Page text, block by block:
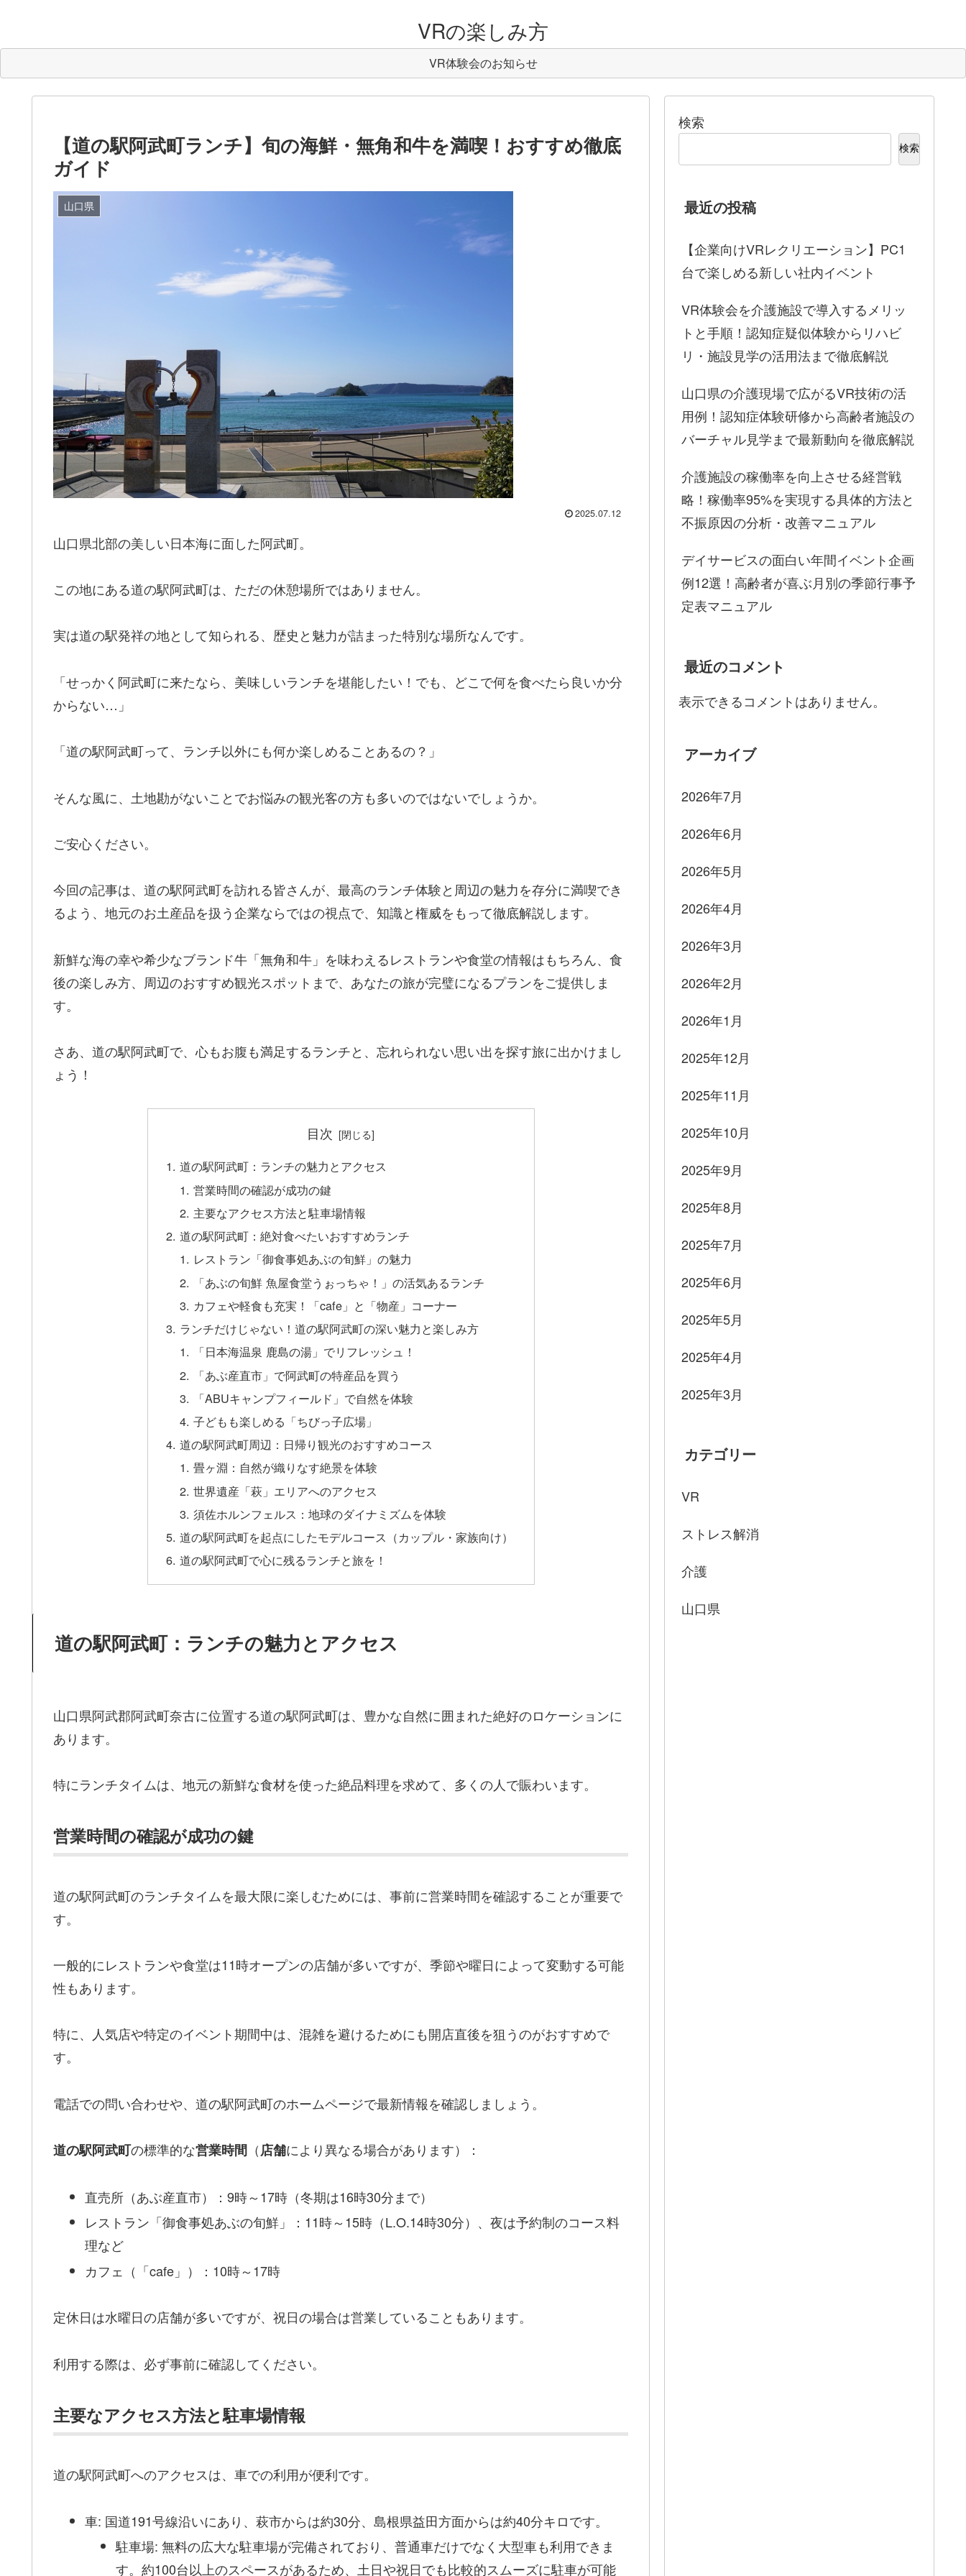
VRの楽しみ方
VR体験会のお知らせ
【道の駅阿武町ランチ】旬の海鮮・無角和牛を満喫！おすすめ徹底
ガイド
山口県
2025.07.12
山口県北部の美しい日本海に面した阿武町。
この地にある道の駅阿武町は、ただの休憩場所ではありません。
実は道の駅発祥の地として知られる、歴史と魅力が詰まった特別な場所なんです。
「せっかく阿武町に来たなら、美味しいランチを堪能したい！でも、どこで何を食べたら良いか分
からない…」
「道の駅阿武町って、ランチ以外にも何か楽しめることあるの？」
そんな風に、土地勘がないことでお悩みの観光客の方も多いのではないでしょうか。
ご安心ください。
今回の記事は、道の駅阿武町を訪れる皆さんが、最高のランチ体験と周辺の魅力を存分に満喫でき
るよう、地元のお土産品を扱う企業ならではの視点で、知識と権威をもって徹底解説します。
新鮮な海の幸や希少なブランド牛「無角和牛」を味わえるレストランや食堂の情報はもちろん、食
後の楽しみ方、周辺のおすすめ観光スポットまで、あなたの旅が完璧になるプランをご提供しま
す。
さあ、道の駅阿武町で、心もお腹も満足するランチと、忘れられない思い出を探す旅に出かけまし
ょう！
目次
道の駅阿武町：ランチの魅力とアクセス
営業時間の確認が成功の鍵
主要なアクセス方法と駐車場情報
道の駅阿武町：絶対食べたいおすすめランチ
レストラン「御食事処あぶの旬鮮」の魅力
「あぶの旬鮮 魚屋食堂うぉっちゃ！」の活気あるランチ
カフェや軽食も充実！「cafe」と「物産」コーナー
ランチだけじゃない！道の駅阿武町の深い魅力と楽しみ方
「日本海温泉 鹿島の湯」でリフレッシュ！
「あぶ産直市」で阿武町の特産品を買う
「ABUキャンプフィールド」で自然を体験
子どもも楽しめる「ちびっ子広場」
道の駅阿武町周辺：日帰り観光のおすすめコース
畳ヶ淵：自然が織りなす絶景を体験
世界遺産「萩」エリアへのアクセス
須佐ホルンフェルス：地球のダイナミズムを体験
道の駅阿武町を起点にしたモデルコース（カップル・家族向け）
道の駅阿武町で心に残るランチと旅を！
道の駅阿武町：ランチの魅力とアクセス
山口県阿武郡阿武町奈古に位置する道の駅阿武町は、豊かな自然に囲まれた絶好のロケーションに
あります。
特にランチタイムは、地元の新鮮な食材を使った絶品料理を求めて、多くの人で賑わいます。
営業時間の確認が成功の鍵
道の駅阿武町のランチタイムを最大限に楽しむためには、事前に営業時間を確認することが重要で
す。
一般的にレストランや食堂は11時オープンの店舗が多いですが、季節や曜日によって変動する可能
性もあります。
特に、人気店や特定のイベント期間中は、混雑を避けるためにも開店直後を狙うのがおすすめで
す。
電話での問い合わせや、道の駅阿武町のホームページで最新情報を確認しましょう。
道の駅阿武町の標準的な営業時間 （店舗により異なる場合があります）：
直売所（あぶ産直市）：9時～17時（冬期は16時30分まで）
レストラン「御食事処あぶの旬鮮」：11時～15時（L.O.14時30分）、夜は予約制のコース料
理など
カフェ（「cafe」）：10時～17時
定休日は水曜日の店舗が多いですが、祝日の場合は営業していることもあります。
利用する際は、必ず事前に確認してください。
主要なアクセス方法と駐車場情報
道の駅阿武町へのアクセスは、車での利用が便利です。
車: 国道191号線沿いにあり、萩市からは約30分、島根県益田方面からは約40分キロです。
駐車場: 無料の広大な駐車場が完備されており、普通車だけでなく大型車も利用できま
す。約100台以上のスペースがあるため、土日や祝日でも比較的スムーズに駐車が可能
検索
検索
最近の投稿
【企業向けVRレクリエーション】PC1
台で楽しめる新しい社内イベント
VR体験会を介護施設で導入するメリッ
トと手順！認知症疑似体験からリハビ
リ・施設見学の活用法まで徹底解説
山口県の介護現場で広がるVR技術の活
用例！認知症体験研修から高齢者施設の
バーチャル見学まで最新動向を徹底解説
介護施設の稼働率を向上させる経営戦
略！稼働率95%を実現する具体的方法と
不振原因の分析・改善マニュアル
デイサービスの面白い年間イベント企画
例12選！高齢者が喜ぶ月別の季節行事予
定表マニュアル
最近のコメント
表示できるコメントはありません。
アーカイブ
2026年7月
2026年6月
2026年5月
2026年4月
2026年3月
2026年2月
2026年1月
2025年12月
2025年11月
2025年10月
2025年9月
2025年8月
2025年7月
2025年6月
2025年5月
2025年4月
2025年3月
カテゴリー
VR
ストレス解消
介護
山口県